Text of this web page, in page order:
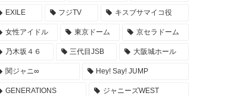
2022年4月27日
NOGIZAKA46 10周年記念 乃木坂46時間TV タイ
2022年4月26日
EXILE ライブ REDPHOENIX セトリ 座席 グッズ
EXILE フジTV キスブサマイコ役
女性アイドル 東京ドーム 京セラドーム
乃木坂４６ 三代目JSB 大阪城ホール
関ジャニ∞ Hey! Say! JUMP
GENERATIONS ジャニーズWEST